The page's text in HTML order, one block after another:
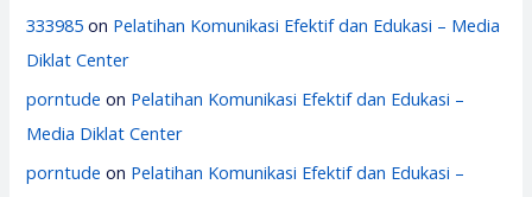
333985 on Pelatihan Komunikasi Efektif dan Edukasi – Media
Diklat Center
porntude on Pelatihan Komunikasi Efektif dan Edukasi –
Media Diklat Center
porntude on Pelatihan Komunikasi Efektif dan Edukasi –